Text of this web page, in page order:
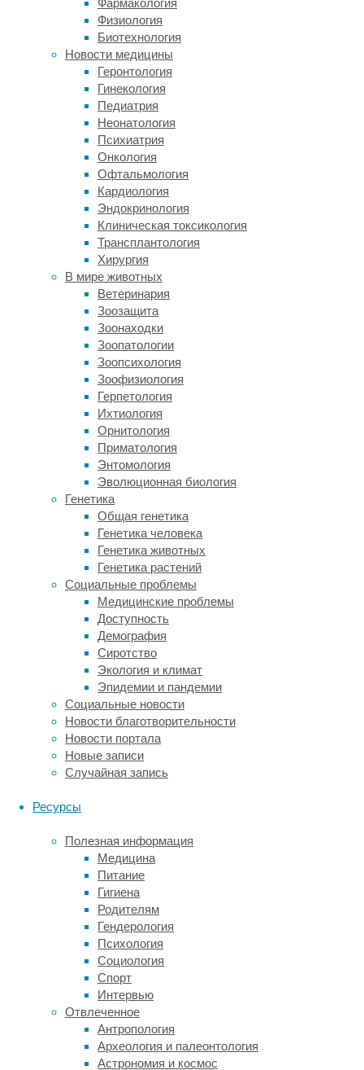
Фармакология
Физиология
Биотехнология
Новости медицины
Геронтология
Гинекология
Педиатрия
Неонатология
Психиатрия
Онкология
Офтальмология
Кардиология
Эндокринология
Клиническая токсикология
Трансплантология
Хирургия
В мире животных
Ветеринария
Зоозащита
Зоонаходки
Зоопатологии
Зоопсихология
Зоофизиология
Герпетология
Ихтиология
Орнитология
Приматология
Энтомология
Эволюционная биология
Генетика
Общая генетика
Генетика человека
Генетика животных
Генетика растений
Социальные проблемы
Медицинские проблемы
Доступность
Демография
Сиротство
Экология и климат
Эпидемии и пандемии
Социальные новости
Новости благотворительности
Новости портала
Новые записи
Случайная запись
Ресурсы
Полезная информация
Медицина
Питание
Гигиена
Родителям
Гендерология
Психология
Социология
Спорт
Интервью
Отвлеченное
Антропология
Археология и палеонтология
Астрономия и космос
чрезмерная
блескость
вызывает
дискомфорт
и усталость
глаз,
ухудшает
восприятие
предметов
слепящего
эффекта,
а также
может
привести
к повреждению
сетчатки.
Также
подобное
освещение
нарушает
нормальный
переход
к ночной
физиологии
и циркадные
ритмы
в целом,
что
негативно
сказывается
на здоровье.
Кроме
того,
оно
наносит
серьезный
вред
ночным
животным,
дезориентируя их.
Представители
отмечают,
из-
за
долговечности,
высоких
эксплуатационных
характеристик
и экономической
эффективности
светодиодное
освещение
будет
использоваться
все
шире